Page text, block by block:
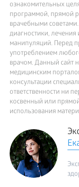
ознакомительных
программой, прямой
врачебными
диагностики,
манипуляций. Перед
употреблением
врачом. Данный сайт
медицинским
консультации
ответственности ни
косвенный или
использования